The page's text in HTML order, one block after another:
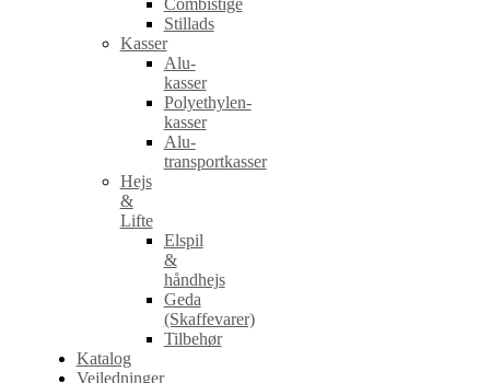
Stillads
Kasser
Alu-
kasser
Polyethylen-
kasser
Alu-
transportkasser
Hejs
&
Lifte
Elspil
&
håndhejs
Geda
(Skaffevarer)
Tilbehør
Katalog
Vejledninger